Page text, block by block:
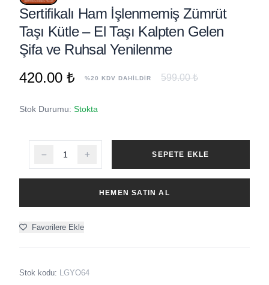
Sertifikalı Ham İşlenmemiş Zümrüt
Taşı Kütle – El Taşı Kalpten Gelen
Şifa ve Ruhsal Yenilenme
420.00 ₺
%20 KDV DAHİLDİR 599.00 ₺
Stok Durumu: Stokta
SEPETE EKLE
HEMEN SATIN AL
Favorilere Ekle
Stok kodu: LGYO64